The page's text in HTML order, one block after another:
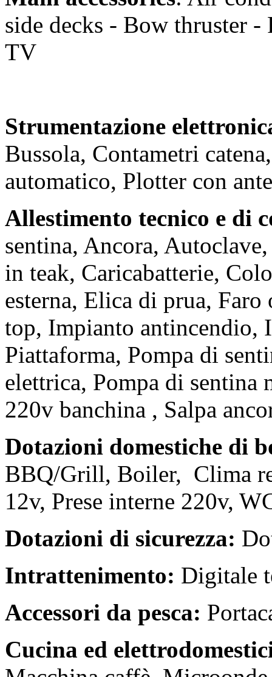
side decks - Bow thruster
TV
Strumentazione
Bussola, Contametri
automatico, Plotter con
Allestimento tecnico e di
sentina, Ancora,
in teak, Caricabatterie,
esterna, Elica di prua,
top, Impianto antincendio,
Piattaforma, Pompa di
elettrica, Pompa di sentina
220v banchina , Salpa
Dotazioni domestiche di
BBQ/Grill, Boiler, Clima
12v, Prese interne 220v,
Dotazioni di sicurezza:
Intrattenimento: Digitale
Accessori da pesca:
Cucina ed